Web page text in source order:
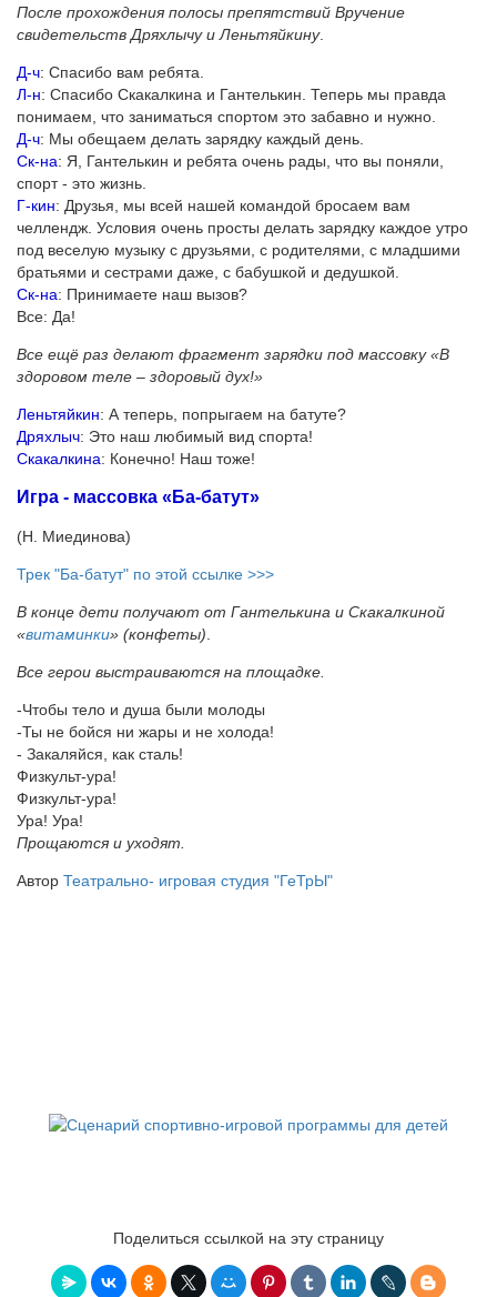
После прохождения полосы препятствий Вручение
свидетельств Дряхлычу и Леньтяйкину.
Д-ч: Спасибо вам ребята.
Л-н: Спасибо Скакалкина и Гантелькин. Теперь мы правда
понимаем, что заниматься спортом это забавно и нужно.
Д-ч: Мы обещаем делать зарядку каждый день.
Ск-на: Я, Гантелькин и ребята очень рады, что вы поняли,
спорт - это жизнь.
Г-кин: Друзья, мы всей нашей командой бросаем вам
челлендж. Условия очень просты делать зарядку каждое утро
под веселую музыку с друзьями, с родителями, с младшими
братьями и сестрами даже, с бабушкой и дедушкой.
Ск-на: Принимаете наш вызов?
Все: Да!
Все ещё раз делают фрагмент зарядки под массовку «В
здоровом теле – здоровый дух!»
Леньтяйкин: А теперь, попрыгаем на батуте?
Дряхлыч: Это наш любимый вид спорта!
Скакалкина: Конечно! Наш тоже!
Игра - массовка «Ба-батут»
(Н. Миединова)
Трек "Ба-батут" по этой ссылке >>>
В конце дети получают от Гантелькина и Скакалкиной
«витаминки» (конфеты).
Все герои выстраиваются на площадке.
-Чтобы тело и душа были молоды
-Ты не бойся ни жары и не холода!
- Закаляйся, как сталь!
Физкульт-ура!
Физкульт-ура!
Ура! Ура!
Прощаются и уходят.
Автор Театрально- игровая студия "ГеТрЫ"
Поделиться ссылкой на эту страницу